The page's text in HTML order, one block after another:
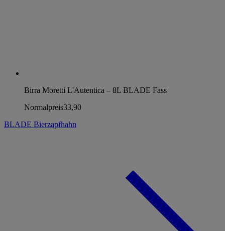
Birra Moretti L'Autentica – 8L BLADE Fass
Normalpreis33,90
BLADE Bierzapfhahn